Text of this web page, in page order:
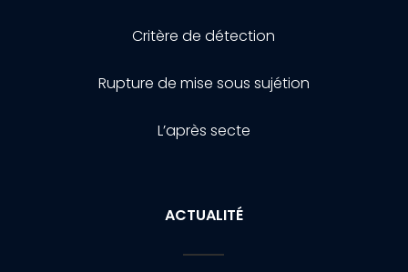
Critère de détection
Rupture de mise sous sujétion
L’après secte
ACTUALITÉ